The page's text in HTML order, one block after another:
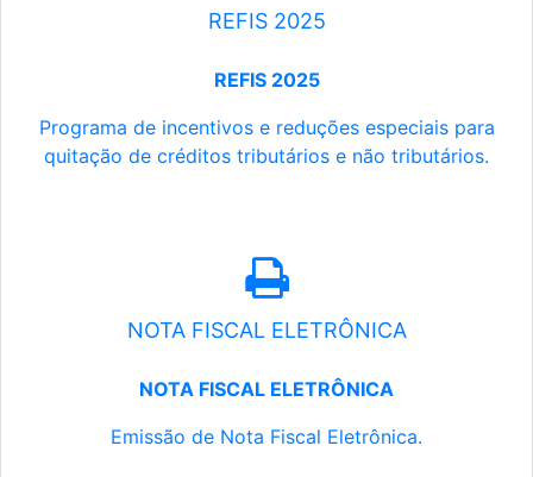
REFIS 2025
REFIS 2025
Programa de incentivos e reduções especiais para
quitação de créditos tributários e não tributários.
NOTA FISCAL ELETRÔNICA
NOTA FISCAL ELETRÔNICA
Emissão de Nota Fiscal Eletrônica.